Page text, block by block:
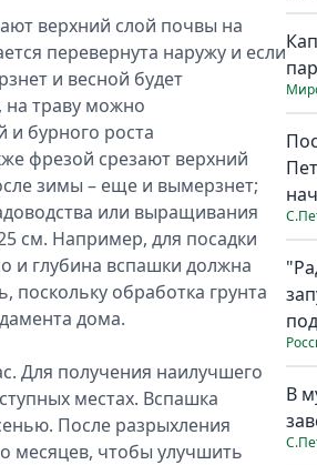
верхний слой почвы на
перевернута наружу и если
и весной будет
на траву можно
и бурного роста
фрезой срезают верхний
зимы – еще и вымерзнет;
или выращивания
см. Например, для посадки
и глубина вспашки должна
поскольку обработка грунта
дома.
Для получения наилучшего
местах. Вспашка
После разрыхления
месяцев, чтобы улучшить
В